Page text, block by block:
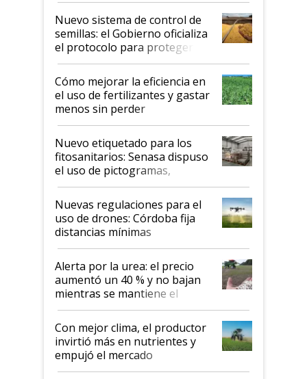
Nuevo sistema de control de
semillas: el Gobierno oficializa
el protocolo para proteger la
propiedad intelectual
Cómo mejorar la eficiencia en
el uso de fertilizantes y gastar
menos sin perder
productividad en la campaña
fina
Nuevo etiquetado para los
fitosanitarios: Senasa dispuso
el uso de pictogramas,
palabras de advertencia e
indicaciones
Nuevas regulaciones para el
uso de drones: Córdoba fija
distancias mínimas
Alerta por la urea: el precio
aumentó un 40 % y no bajan
mientras se mantiene el
conflicto en Medio Oriente
Con mejor clima, el productor
invirtió más en nutrientes y
empujó el mercado